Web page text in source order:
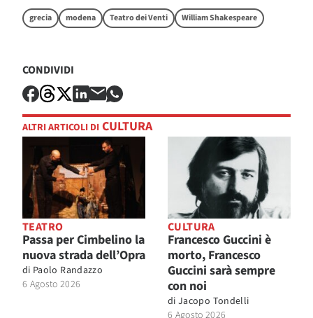
grecia modena Teatro dei Venti William Shakespeare
CONDIVIDI
ALTRI ARTICOLI DI CULTURA
TEATRO
Passa per Cimbelino la
nuova strada dell’Opra
di Paolo Randazzo
6 Agosto 2026
CULTURA
Francesco Guccini è
morto, Francesco
Guccini sarà sempre
con noi
di Jacopo Tondelli